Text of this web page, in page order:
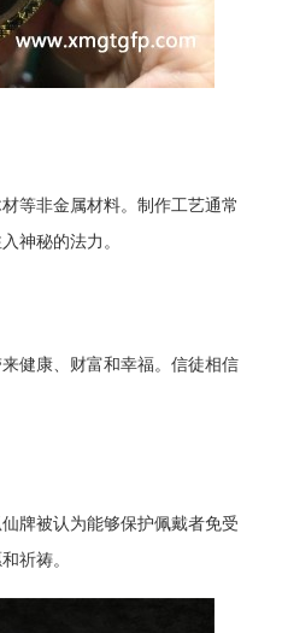
等非金属材料。制作工艺通常
神秘的法力。
健康、财富和幸福。信徒相信
牌被认为能够保护佩戴者免受
祈祷。